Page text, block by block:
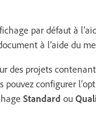
par défaut à
à l’aide du
des projets
configurer
Standard ou